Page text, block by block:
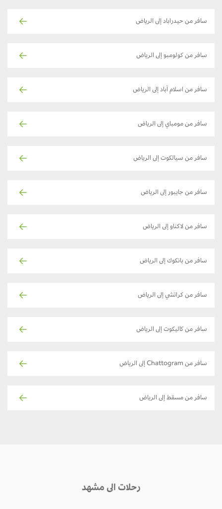
سافر من حيدراباد إلى الرياض
سافر من كولومبو إلى الرياض
سافر من اسلام آباد إلى الرياض
سافر من مومباي إلى الرياض
سافر من سيالكوت إلى الرياض
سافر من جايبور إلى الرياض
سافر من لاكناو إلى الرياض
سافر من بانكوك إلى الرياض
سافر من كراتشي إلى الرياض
سافر من كاليكوت إلى الرياض
سافر من Chattogram إلى الرياض
سافر من مسقط إلى الرياض
رحلات الى مشهد